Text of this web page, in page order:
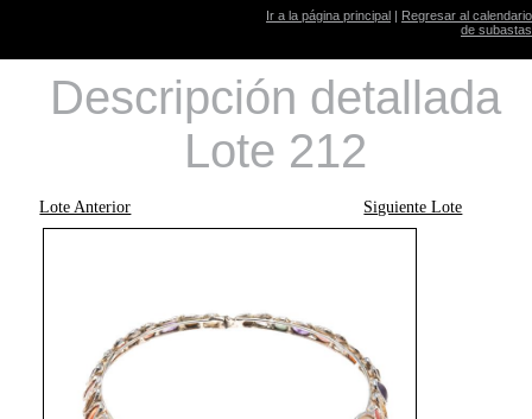
Ir a la página principal | Regresar al calendario
de subastas
Descripción detallada
Lote 212
Lote Anterior Siguiente Lote